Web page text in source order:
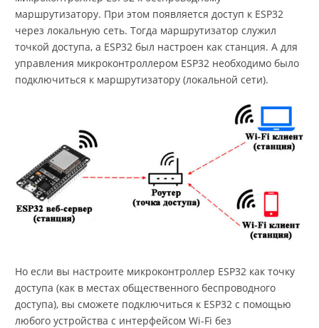
маршрутизатору. При этом появляется доступ к ESP32
через локальную сеть. Тогда маршрутизатор служил
точкой доступа, а ESP32 был настроен как станция. А для
управления микроконтроллером ESP32 необходимо было
подключиться к маршрутизатору (локальной сети).
Но если вы настроите микроконтроллер ESP32 как точку
доступа (как в местах общественного беспроводного
доступа), вы сможете подключиться к ESP32 с помощью
любого устройства с интерфейсом Wi-Fi без